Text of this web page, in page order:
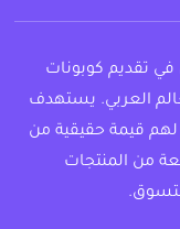
تقديم كوبونات
العربي. يستهدف
قيمة حقيقية من
من المنتجات